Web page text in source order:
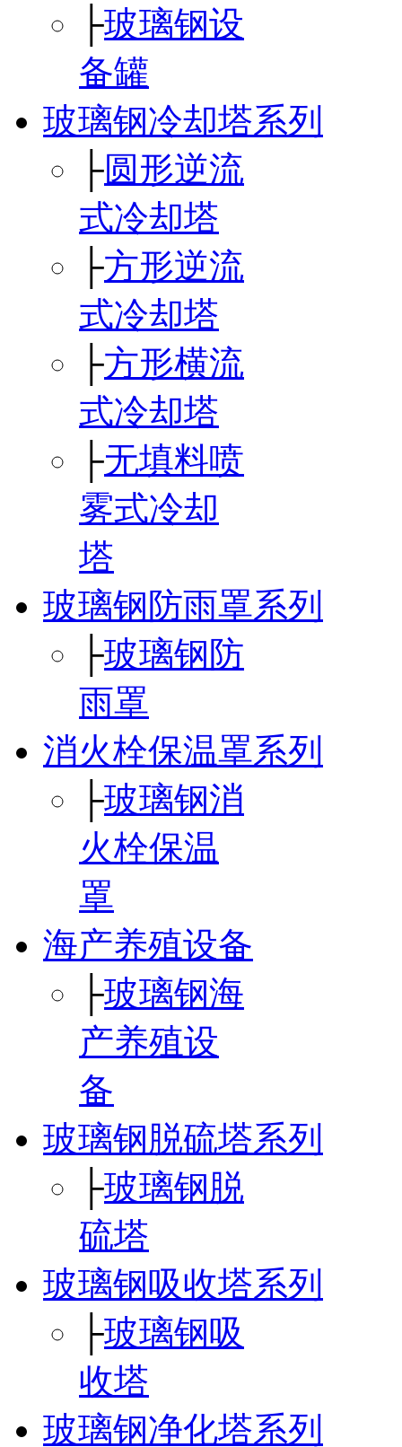
├玻璃钢设
备罐
玻璃钢冷却塔系列
├圆形逆流
式冷却塔
├方形逆流
式冷却塔
├方形横流
式冷却塔
├无填料喷
雾式冷却
塔
玻璃钢防雨罩系列
├玻璃钢防
雨罩
消火栓保温罩系列
├玻璃钢消
火栓保温
罩
海产养殖设备
├玻璃钢海
产养殖设
备
玻璃钢脱硫塔系列
├玻璃钢脱
硫塔
玻璃钢吸收塔系列
├玻璃钢吸
收塔
玻璃钢净化塔系列